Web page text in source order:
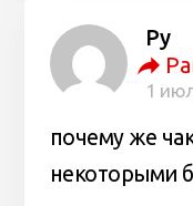
Ру
1
почему же
некоторыми